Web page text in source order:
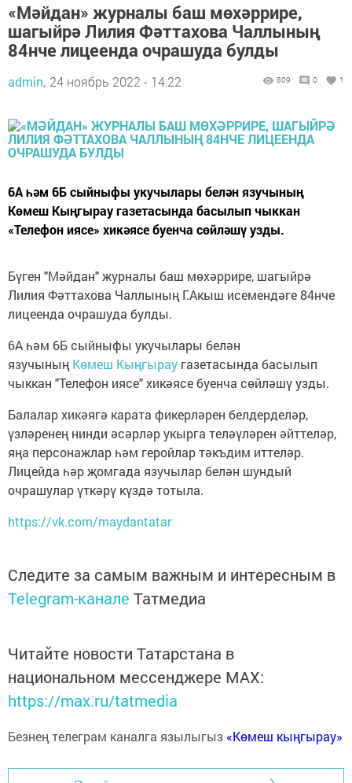
«Мәйдан» журналы баш мөхәррире,
шагыйрә Лилия Фәттахова Чаллының
84нче лицеенда очрашуда булды
admin, 24 ноябрь 2022 - 14:22 809 0 1
6А һәм 6Б сыйныфы укучылары белән язучының
Көмеш Кыңгырау газетасында басылып чыккан
«Телефон иясе» хикәясе буенча сөйләшү узды.
Бүген "Мәйдан" журналы баш мөхәррире, шагыйрә
Лилия Фәттахова Чаллының Г.Акыш исемендәге 84нче
лицеенда очрашуда булды.
6А һәм 6Б сыйныфы укучылары белән
язучының Көмеш Кыңгырау газетасында басылып
чыккан "Телефон иясе" хикәясе буенча сөйләшү узды.
Балалар хикәягә карата фикерләрен белдерделәр,
үзләренең нинди әсәрләр укырга теләүләрен әйттеләр,
яңа персонажлар һәм геройлар тәкъдим иттеләр.
Лицейда һәр җомгада язучылар белән шундый
очрашулар үткәрү күздә тотыла.
https://vk.com/maydantatar
Следите за самым важным и интересным в
Telegram-канале Татмедиа
Читайте новости Татарстана в
национальном мессенджере MАХ:
https://max.ru/tatmedia
Безнең телеграм каналга язылыгыз «Көмеш кыңгырау»